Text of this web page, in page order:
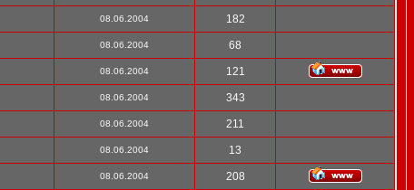
08.06.2004 182
08.06.2004 68
08.06.2004 121
08.06.2004 343
08.06.2004 211
08.06.2004 13
08.06.2004 208